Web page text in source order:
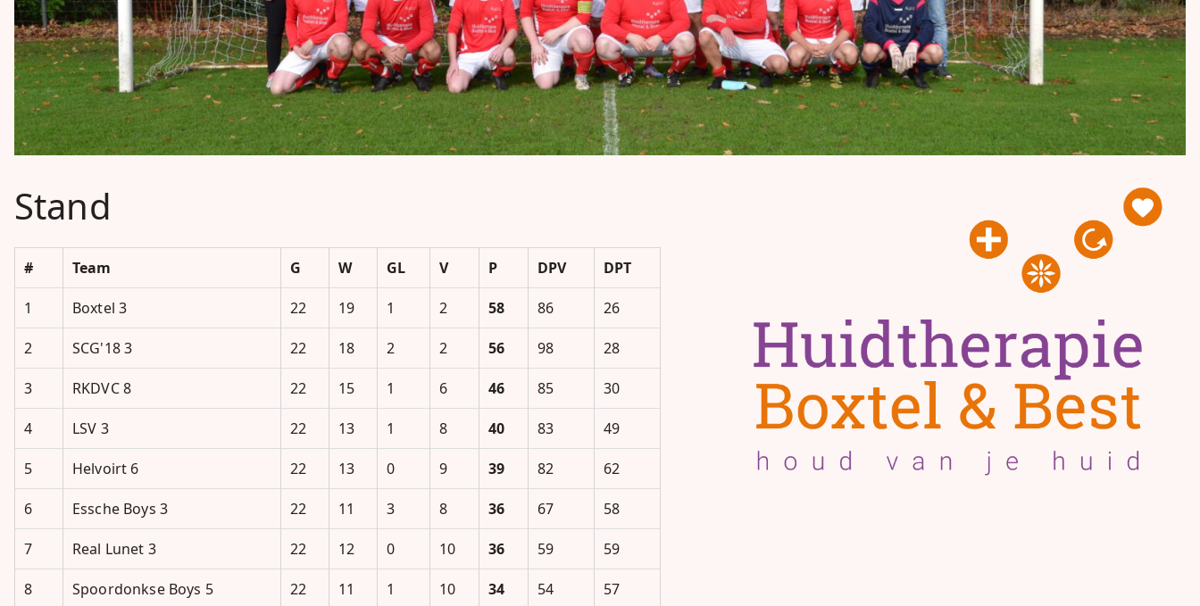
Stand
# Team G W GL V P DPV DPT
1 Boxtel 3 22 19 1 2 58 86 26
2 SCG'18 3 22 18 2 2 56 98 28
3 RKDVC 8 22 15 1 6 46 85 30
4 LSV 3 22 13 1 8 40 83 49
5 Helvoirt 6 22 13 0 9 39 82 62
6 Essche Boys 3 22 11 3 8 36 67 58
7 Real Lunet 3 22 12 0 10 36 59 59
8 Spoordonkse Boys 5 22 11 1 10 34 54 57